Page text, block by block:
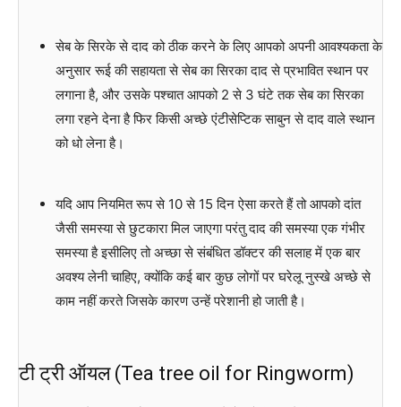
सेब के सिरके से दाद को ठीक करने के लिए आपको अपनी आवश्यकता के
अनुसार रूई की सहायता से सेब का सिरका दाद से प्रभावित स्थान पर
लगाना है, और उसके पश्चात आपको 2 से 3 घंटे तक सेब का सिरका
लगा रहने देना है फिर किसी अच्छे एंटीसेप्टिक साबुन से दाद वाले स्थान
को धो लेना है।
यदि आप नियमित रूप से 10 से 15 दिन ऐसा करते हैं तो आपको दांत
जैसी समस्या से छुटकारा मिल जाएगा परंतु दाद की समस्या एक गंभीर
समस्या है इसीलिए तो अच्छा से संबंधित डॉक्टर की सलाह में एक बार
अवश्य लेनी चाहिए, क्योंकि कई बार कुछ लोगों पर घरेलू नुस्खे अच्छे से
काम नहीं करते जिसके कारण उन्हें परेशानी हो जाती है।
टी ट्री ऑयल (Tea tree oil for Ringworm)